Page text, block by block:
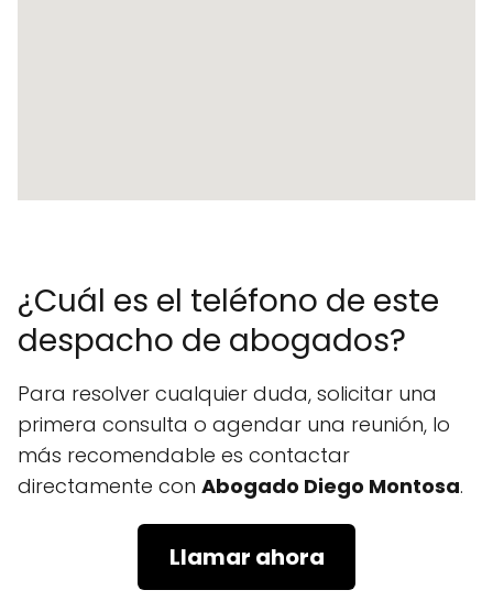
¿Cuál es el teléfono de este
despacho de abogados?
Para resolver cualquier duda, solicitar una
primera consulta o agendar una reunión, lo
más recomendable es contactar
directamente con Abogado Diego Montosa.
Llamar ahora